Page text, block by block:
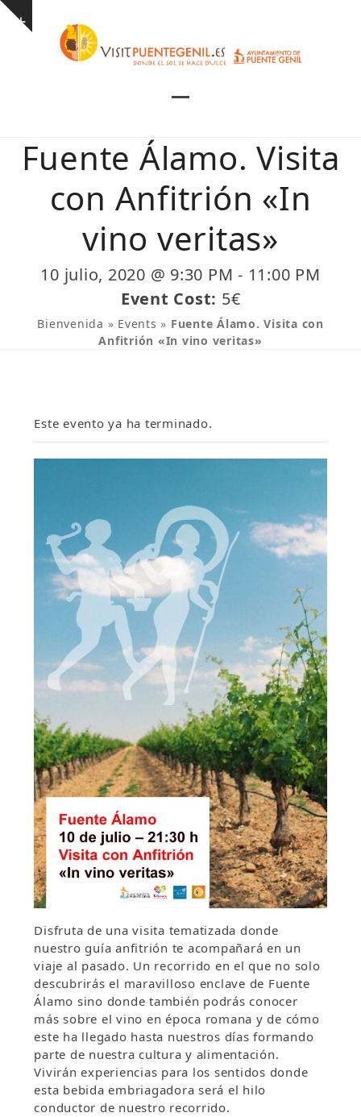
Skip
Show
menu
menu
Fuente Álamo. Visita
con Anfitrión «In
vino veritas»
10 julio, 2020 @ 9:30 PM - 11:00 PM
Event Cost: 5€
Bienvenida » Events » Fuente Álamo. Visita con
Anfitrión «In vino veritas»
Este evento ya ha terminado.
Disfruta de una visita tematizada donde
nuestro guía anfitrión te acompañará en un
viaje al pasado. Un recorrido en el que no solo
descubrirás el maravilloso enclave de Fuente
Álamo sino donde también podrás conocer
más sobre el vino en época romana y de cómo
este ha llegado hasta nuestros días formando
parte de nuestra cultura y alimentación.
Vivirán experiencias para los sentidos donde
esta bebida embriagadora será el hilo
conductor de nuestro recorrido.